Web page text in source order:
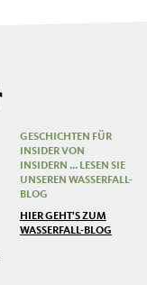
GESCHICHTEN FÜR
INSIDER VON
INSIDERN ... LESEN SIE
UNSEREN WASSERFALL-
BLOG
HIER GEHT'S ZUM
WASSERFALL-BLOG